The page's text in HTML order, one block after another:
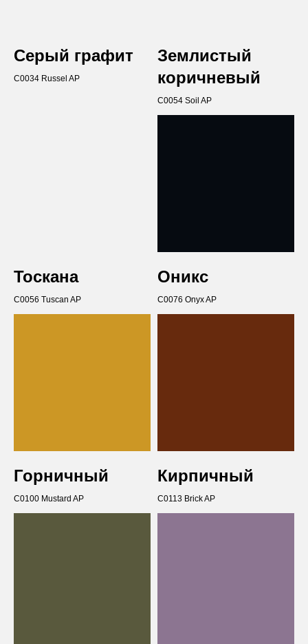
Серый графит
C0034 Russel AP
Землистый
коричневый
C0054 Soil AP
Тоскана
C0056 Tuscan AP
Оникс
C0076 Onyx AP
Горничный
С0100 Mustard AP
Кирпичный
С0113 Brick AP